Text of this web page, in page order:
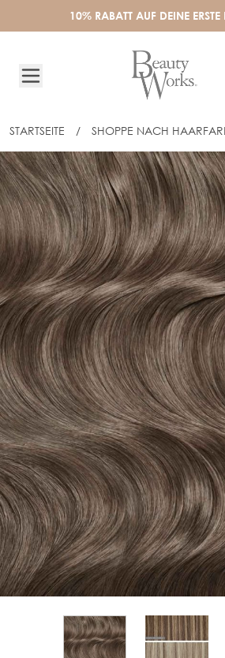
10% RABATT AUF DEINE ERSTE
STARTSEITE / SHOPPE NACH
40CM CELEBRITY
View larger image
View